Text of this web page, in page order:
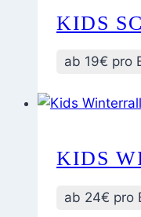
KIDS
ab 19€ pro
KIDS
ab 24€ pro